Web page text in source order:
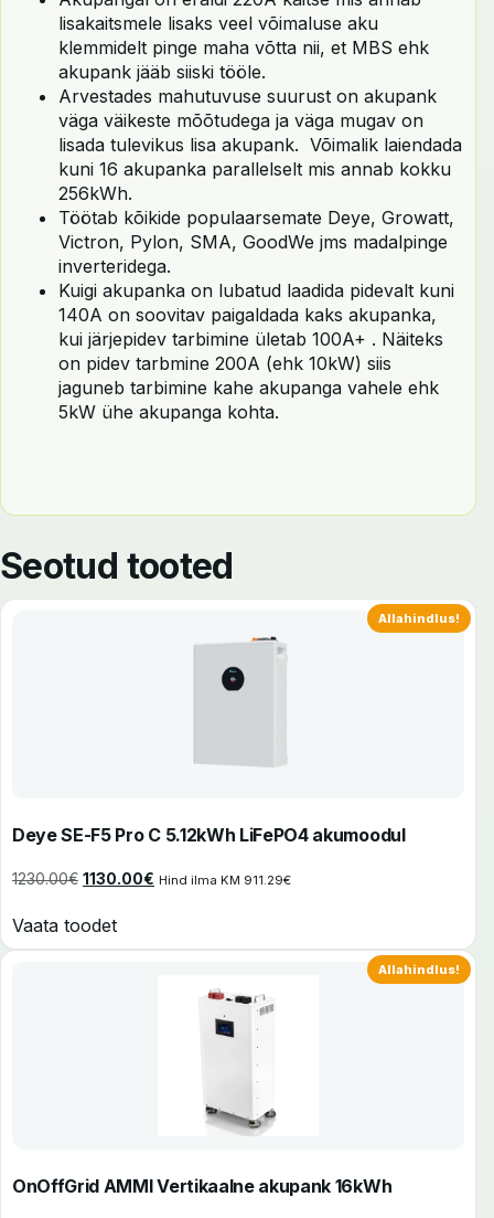
lisakaitsmele lisaks veel võimaluse aku
klemmidelt pinge maha võtta nii, et MBS ehk
akupank jääb siiski tööle.
Arvestades mahutuvuse suurust on akupank
väga väikeste mõõtudega ja väga mugav on
lisada tulevikus lisa akupank. Võimalik laiendada
kuni 16 akupanka parallelselt mis annab kokku
256kWh.
Töötab kõikide populaarsemate Deye, Growatt,
Victron, Pylon, SMA, GoodWe jms madalpinge
inverteridega.
Kuigi akupanka on lubatud laadida pidevalt kuni
140A on soovitav paigaldada kaks akupanka,
kui järjepidev tarbimine ületab 100A+ . Näiteks
on pidev tarbmine 200A (ehk 10kW) siis
jaguneb tarbimine kahe akupanga vahele ehk
5kW ühe akupanga kohta.
Seotud tooted
Allahindlus!
Deye SE-F5 Pro C 5.12kWh LiFePO4 akumoodul
1230.00€ Algne hind oli: 1230.00€.
1130.00€ Praegune hind on: 1130.00€.
Hind ilma KM 911.29€
Vaata toodet
Allahindlus!
OnOffGrid AMMI Vertikaalne akupank 16kWh